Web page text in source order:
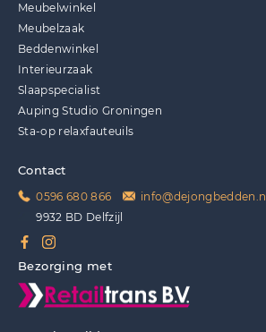
Meubelwinkel
Meubelzaak
Beddenwinkel
Interieurzaak
Slaapspecialist
Auping Studio Groningen
Sta-op relaxfauteuils
Contact
0596 680 866 info@dejongbedden.nl
9932 BD Delfzijl
Bezorging met